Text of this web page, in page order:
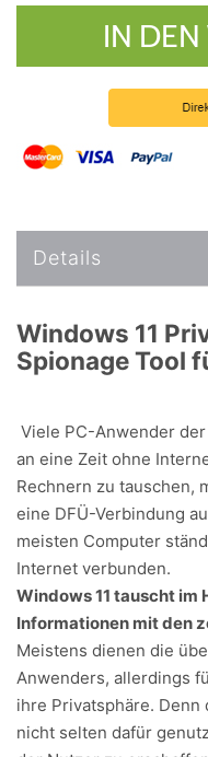
IN DEN
Details
Windows 11
Spionage Tool
Viele PC-Anwender
an eine Zeit ohne
Rechnern zu tauschen,
eine DFÜ-Verbindung
meisten Computer
Internet verbunden.
Windows 11 tauscht im
Informationen mit den
Meistens dienen die
Anwenders, allerdings
ihre Privatsphäre.
nicht selten dafür